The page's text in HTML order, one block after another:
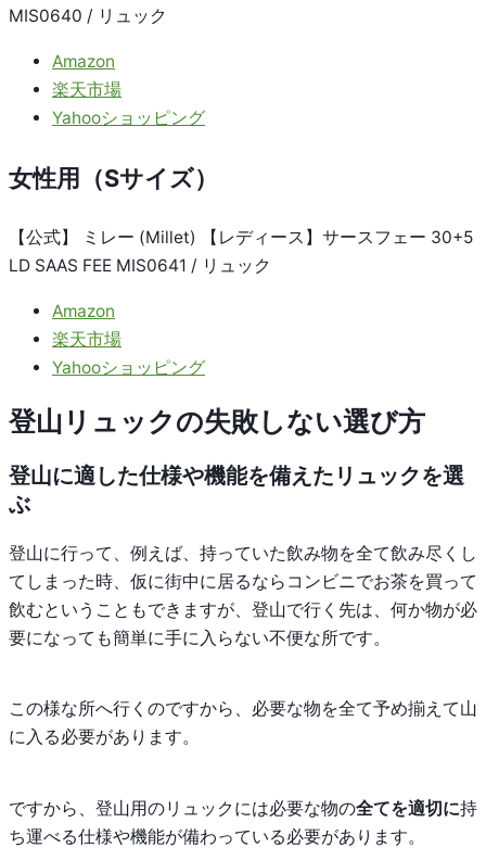
MIS0640 / リュック
Amazon
楽天市場
Yahooショッピング
女性用（Sサイズ）
【公式】 ミレー (Millet) 【レディース】サースフェー 30+5
LD SAAS FEE MIS0641 / リュック
Amazon
楽天市場
Yahooショッピング
登山リュックの失敗しない選び方
登山に適した仕様や機能を備えたリュックを選
ぶ
登山に行って、例えば、持っていた飲み物を全て飲み尽くし
てしまった時、仮に街中に居るならコンビニでお茶を買って
飲むということもできますが、登山で行く先は、何か物が必
要になっても簡単に手に入らない不便な所です。
この様な所へ行くのですから、必要な物を全て予め揃えて山
に入る必要があります。
ですから、登山用のリュックには必要な物の全てを適切に持
ち運べる仕様や機能が備わっている必要があります。